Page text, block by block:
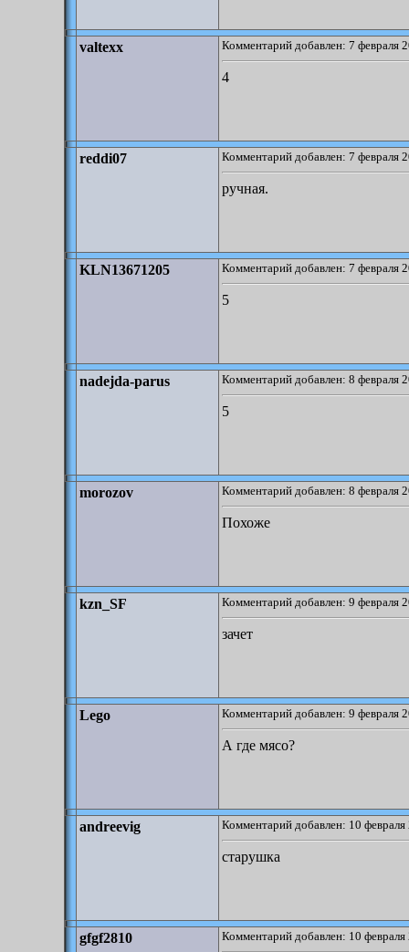
valtexx Комментарий добавлен: 7 февраля
4
reddi07 Комментарий добавлен: 7 февраля
ручная.
KLN13671205 Комментарий добавлен: 7 февраля
5
nadejda-parus Комментарий добавлен: 8 февраля
5
morozov Комментарий добавлен: 8 февраля
Похоже
kzn_SF Комментарий добавлен: 9 февраля
зачет
Lego Комментарий добавлен: 9 февраля
А где мясо?
andreevig Комментарий добавлен: 10
старушка
gfgf2810 Комментарий добавлен: 10